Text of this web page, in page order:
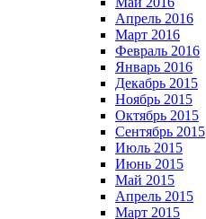
Апрель 2016
Март 2016
Февраль 2016
Январь 2016
Декабрь 2015
Ноябрь 2015
Октябрь 2015
Сентябрь 2015
Июль 2015
Июнь 2015
Май 2015
Апрель 2015
Март 2015